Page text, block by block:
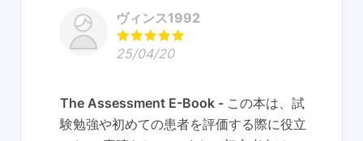
ヴィンス1992
25/04/20
The Assessment E-Book
この本は、試
験勉強や初めての患者を評価する際に役立